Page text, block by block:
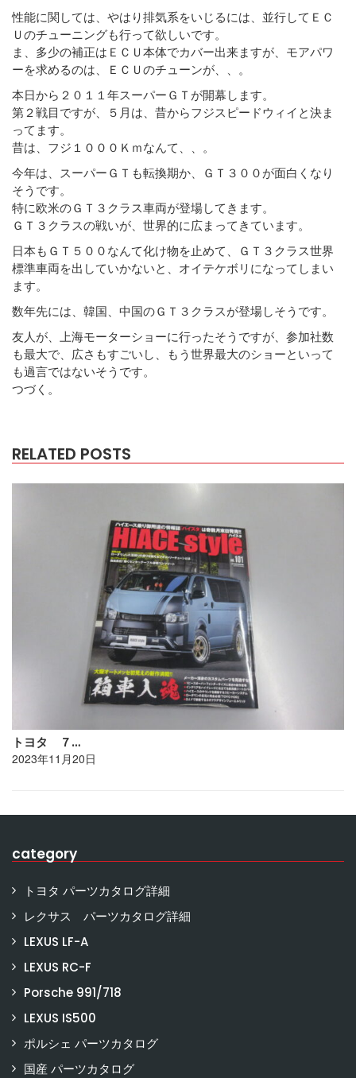
性能に関しては、やはり排気系をいじるには、並行してＥＣ
Ｕのチューニングも行って欲しいです。
ま、多少の補正はＥＣＵ本体でカバー出来ますが、モアパワ
ーを求めるのは、ＥＣＵのチューンが、、。
本日から２０１１年スーパーＧＴが開幕します。
第２戦目ですが、５月は、昔からフジスピードウィイと決ま
ってます。
昔は、フジ１０００Ｋｍなんて、、。
今年は、スーパーＧＴも転換期か、ＧＴ３００が面白くなり
そうです。
特に欧米のＧＴ３クラス車両が登場してきます。
ＧＴ３クラスの戦いが、世界的に広まってきています。
日本もＧＴ５００なんて化け物を止めて、ＧＴ３クラス世界
標準車両を出していかないと、オイテケボリになってしまい
ます。
数年先には、韓国、中国のＧＴ３クラスが登場しそうです。
友人が、上海モーターショーに行ったそうですが、参加社数
も最大で、広さもすごいし、もう世界最大のショーといって
も過言ではないそうです。
つづく。
RELATED POSTS
トヨタ ７…
2023年11月20日
category
トヨタ パーツカタログ詳細
レクサス パーツカタログ詳細
LEXUS LF-A
LEXUS RC-F
Porsche 991/718
LEXUS IS500
ポルシェ パーツカタログ
国産 パーツカタログ